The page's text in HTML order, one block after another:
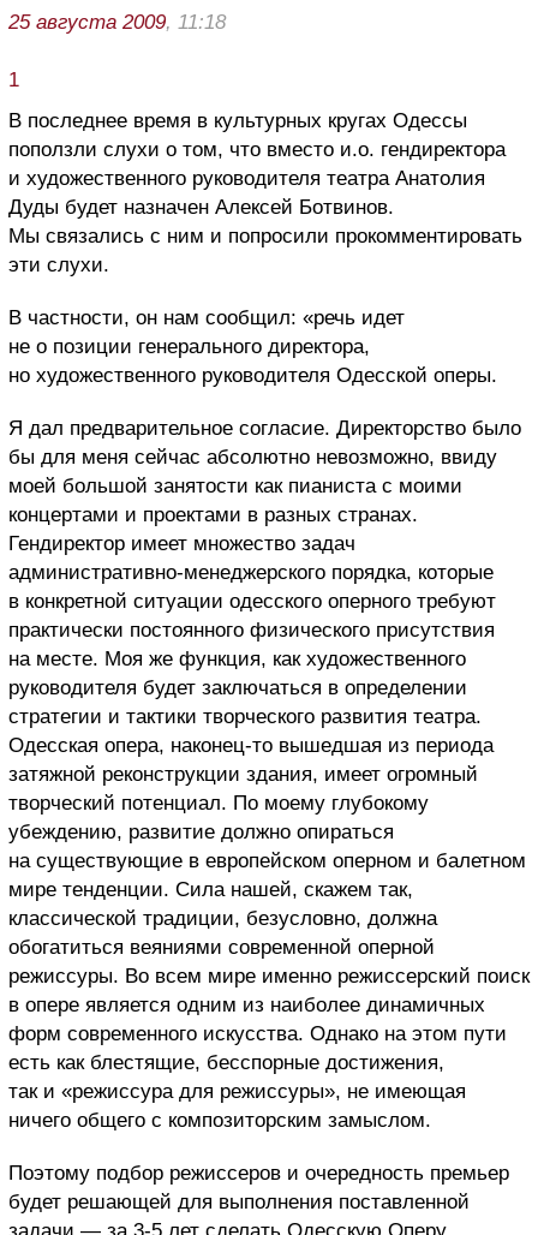
25 августа 2009, 11:18
1
В последнее время в культурных кругах Одессы
поползли слухи о том, что вместо и.о. гендиректора
и художественного руководителя театра Анатолия
Дуды будет назначен Алексей Ботвинов.
Мы связались с ним и попросили прокомментировать
эти слухи.
В частности, он нам сообщил: «речь идет
не о позиции генерального директора,
но художественного руководителя Одесской оперы.
Я дал предварительное согласие. Директорство было
бы для меня сейчас абсолютно невозможно, ввиду
моей большой занятости как пианиста с моими
концертами и проектами в разных странах.
Гендиректор имеет множество задач
административно-менеджерского порядка, которые
в конкретной ситуации одесского оперного требуют
практически постоянного физического присутствия
на месте. Моя же функция, как художественного
руководителя будет заключаться в определении
стратегии и тактики творческого развития театра.
Одесская опера, наконец-то вышедшая из периода
затяжной реконструкции здания, имеет огромный
творческий потенциал. По моему глубокому
убеждению, развитие должно опираться
на существующие в европейском оперном и балетном
мире тенденции. Сила нашей, скажем так,
классической традиции, безусловно, должна
обогатиться веяниями современной оперной
режиссуры. Во всем мире именно режиссерский поиск
в опере является одним из наиболее динамичных
форм современного искусства. Однако на этом пути
есть как блестящие, бесспорные достижения,
так и «режиссура для режиссуры», не имеющая
ничего общего с композиторским замыслом.
Поэтому подбор режиссеров и очередность премьер
будет решающей для выполнения поставленной
задачи — за 3-5 лет сделать Одесскую Оперу